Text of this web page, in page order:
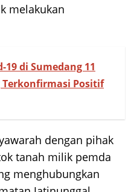
melakukan
19 di Sumedang 11
Terkonfirmasi Positif
dengan pihak
tanah milik pemda
menghubungkan